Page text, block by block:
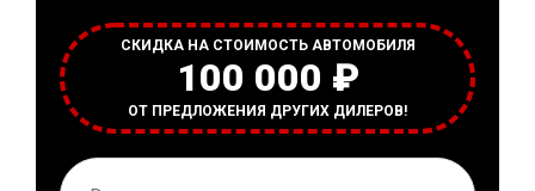
СКИДКА НА СТОИМОСТЬ АВТОМОБИЛЯ
100 000 ₽
ОТ ПРЕДЛОЖЕНИЯ ДРУГИХ ДИЛЕРОВ!